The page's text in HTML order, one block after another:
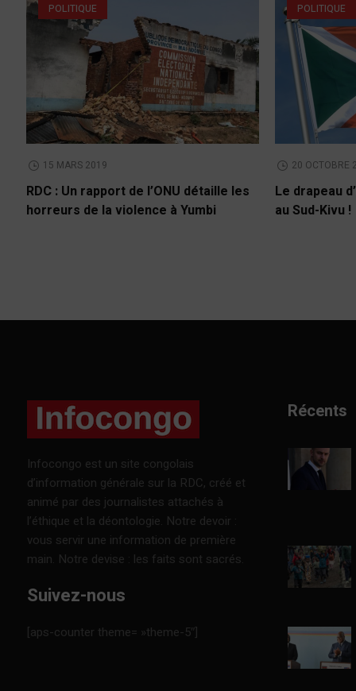
POLITIQUE
15 MARS 2019
RDC : Un rapport de l’ONU détaille les
horreurs de la violence à Yumbi
POLITIQUE
20 OCTOBRE
Le drapeau
au Sud-Kivu !
Infocongo est un site congolais
d’information générale sur la RDC, créé et
animé par des journalistes attachés à
l’éthique et la déontologie. Notre devoir :
vous servir une information de première
main. Notre devise : les faits sont sacrés.
Suivez-nous
[aps-counter theme= »theme-5″]
Récents